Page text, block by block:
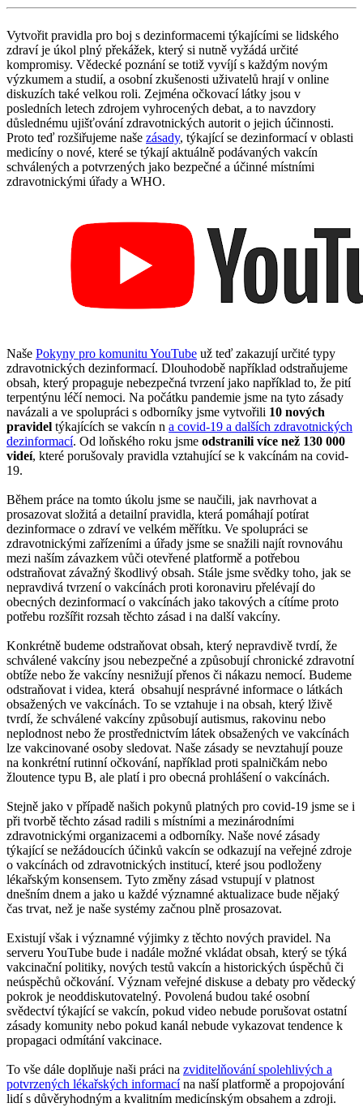
Vytvořit pravidla pro boj s dezinformacemi týkajícími se lidského
zdraví je úkol plný překážek, který si nutně vyžádá určité
kompromisy. Vědecké poznání se totiž vyvíjí s každým novým
výzkumem a studií, a osobní zkušenosti uživatelů hrají v online
diskuzích také velkou roli. Zejména očkovací látky jsou v
posledních letech zdrojem vyhrocených debat, a to navzdory
důslednému ujišťování zdravotnických autorit o jejich účinnosti.
Proto teď rozšiřujeme naše zásady, týkající se dezinformací v oblasti
medicíny o nové, které se týkají aktuálně podávaných vakcín
schválených a potvrzených jako bezpečné a účinné místními
zdravotnickými úřady a WHO.
Naše Pokyny pro komunitu YouTube už teď zakazují určité typy
zdravotnických dezinformací. Dlouhodobě například odstraňujeme
obsah, který propaguje nebezpečná tvrzení jako například to, že pití
terpentýnu léčí nemoci. Na počátku pandemie jsme na tyto zásady
navázali a ve spolupráci s odborníky jsme vytvořili 10 nových
pravidel týkajících se vakcín n a covid-19 a dalších zdravotnických
dezinformací. Od loňského roku jsme odstranili více než 130 000
videí, které porušovaly pravidla vztahující se k vakcínám na covid-
19.
Během práce na tomto úkolu jsme se naučili, jak navrhovat a
prosazovat složitá a detailní pravidla, která pomáhají potírat
dezinformace o zdraví ve velkém měřítku. Ve spolupráci se
zdravotnickými zařízeními a úřady jsme se snažili najít rovnováhu
mezi naším závazkem vůči otevřené platformě a potřebou
odstraňovat závažný škodlivý obsah. Stále jsme svědky toho, jak se
nepravdivá tvrzení o vakcínách proti koronaviru přelévají do
obecných dezinformací o vakcínách jako takových a cítíme proto
potřebu rozšířit rozsah těchto zásad i na další vakcíny.
Konkrétně budeme odstraňovat obsah, který nepravdivě tvrdí, že
schválené vakcíny jsou nebezpečné a způsobují chronické zdravotní
obtíže nebo že vakcíny nesnižují přenos či nákazu nemocí. Budeme
odstraňovat i videa, která obsahují nesprávné informace o látkách
obsažených ve vakcínách. To se vztahuje i na obsah, který lživě
tvrdí, že schválené vakcíny způsobují autismus, rakovinu nebo
neplodnost nebo že prostřednictvím látek obsažených ve vakcínách
lze vakcinované osoby sledovat. Naše zásady se nevztahují pouze
na konkrétní rutinní očkování, například proti spalničkám nebo
žloutence typu B, ale platí i pro obecná prohlášení o vakcínách.
Stejně jako v případě našich pokynů platných pro covid-19 jsme se i
při tvorbě těchto zásad radili s místními a mezinárodními
zdravotnickými organizacemi a odborníky. Naše nové zásady
týkající se nežádoucích účinků vakcín se odkazují na veřejné zdroje
o vakcínách od zdravotnických institucí, které jsou podloženy
lékařským konsensem. Tyto změny zásad vstupují v platnost
dnešním dnem a jako u každé významné aktualizace bude nějaký
čas trvat, než je naše systémy začnou plně prosazovat.
Existují však i významné výjimky z těchto nových pravidel. Na
serveru YouTube bude i nadále možné vkládat obsah, který se týká
vakcinační politiky, nových testů vakcín a historických úspěchů či
neúspěchů očkování. Význam veřejné diskuse a debaty pro vědecký
pokrok je neoddiskutovatelný. Povolená budou také osobní
svědectví týkající se vakcín, pokud video nebude porušovat ostatní
zásady komunity nebo pokud kanál nebude vykazovat tendence k
propagaci odmítání vakcinace.
To vše dále doplňuje naši práci na zviditelňování spolehlivých a
potvrzených lékařských informacína naší platformě a propojování
lidí s důvěryhodným a kvalitním medicínským obsahem a zdroji.